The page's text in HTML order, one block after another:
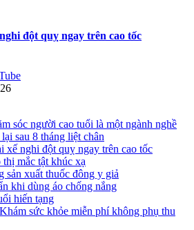
đột quỵ ngay trên cao tốc
sóc người cao tuổi là một ngành nghề
sau 8 tháng liệt chân
xế nghi đột quỵ ngay trên cao tốc
mắc tật khúc xạ
sản xuất thuốc đông y giả
khi dùng áo chống nắng
hiến tạng
sức khỏe miễn phí không phụ thu